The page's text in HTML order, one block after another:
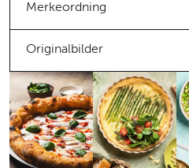
Merkeordning
Originalbilder